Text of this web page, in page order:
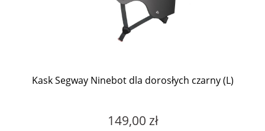
Kask Segway Ninebot dla dorosłych czarny (L)
149,00 zł